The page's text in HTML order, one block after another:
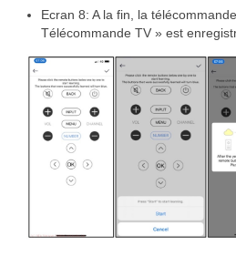
Ecran 8: A la fin, la
Télécommande TV » est